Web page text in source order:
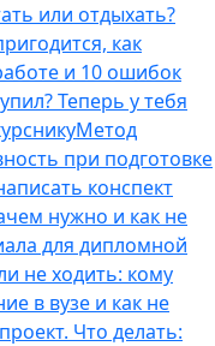
или отдыхать?
как
и 10 ошибок
Теперь у тебя
Метод
при подготовке
конспект
нужно и как не
для дипломной
не ходить: кому
в вузе и как не
Что делать: